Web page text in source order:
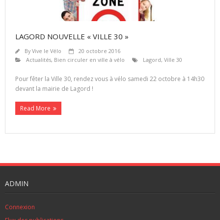
LAGORD NOUVELLE « VILLE 30 »
ByVive le Vélo
20 octobre 2016
Actualités, Bien circuler en ville à vélo Lagord, Ville 30
Pour fêter la Ville 30, rendez vous à vélo samedi 22 octobre à 14h30
devant la mairie de Lagord !
Read More
ADMIN
Connexion